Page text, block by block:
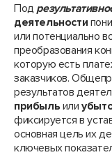
Под
деятельности
или потенциально
преобразования
которую есть
заказчиков.
результатов
прибыль или
фиксируется в
основная цель их
ключевых